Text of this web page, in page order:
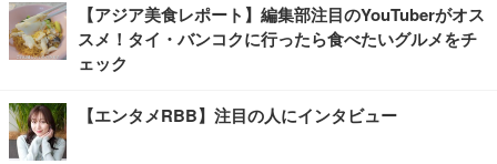
【アジア美食レポート】編集部注目のYouTuberがオス
スメ！タイ・バンコクに行ったら食べたいグルメをチ
ェック
【エンタメRBB】注目の人にインタビュー